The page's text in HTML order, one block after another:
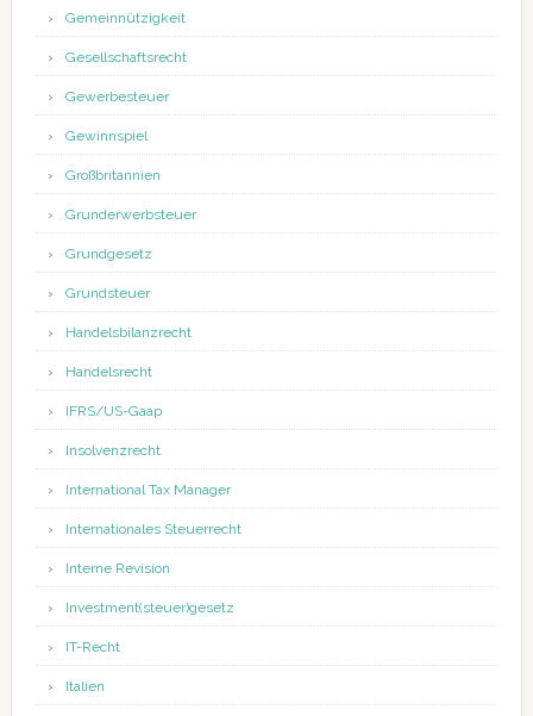
Gemeinnützigkeit
Gesellschaftsrecht
Gewerbesteuer
Gewinnspiel
Großbritannien
Grunderwerbsteuer
Grundgesetz
Grundsteuer
Handelsbilanzrecht
Handelsrecht
IFRS/US-Gaap
Insolvenzrecht
International Tax Manager
Internationales Steuerrecht
Interne Revision
Investment(steuer)gesetz
IT-Recht
Italien